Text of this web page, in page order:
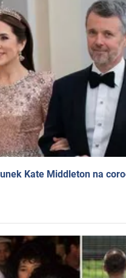
Kate Middleton na